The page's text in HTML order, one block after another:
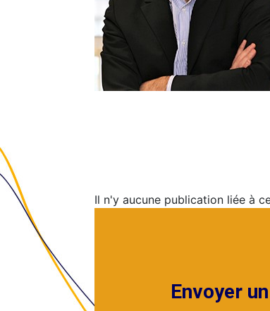
Il n'y aucune publication liée à
Envoyer